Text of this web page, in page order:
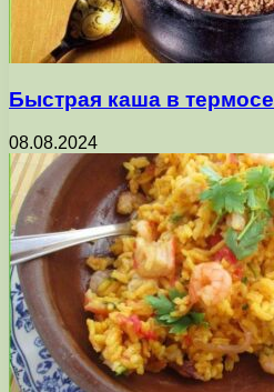
Быстрая каша в термосе
08.08.2024